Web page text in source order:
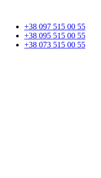
+38 097 515 00 55
+38 095 515 00 55
+38 073 515 00 55